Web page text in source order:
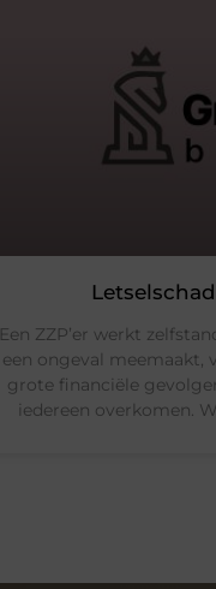
Een ZZP’er werkt
een ongeval
grote financiële
iedereen overkomen.